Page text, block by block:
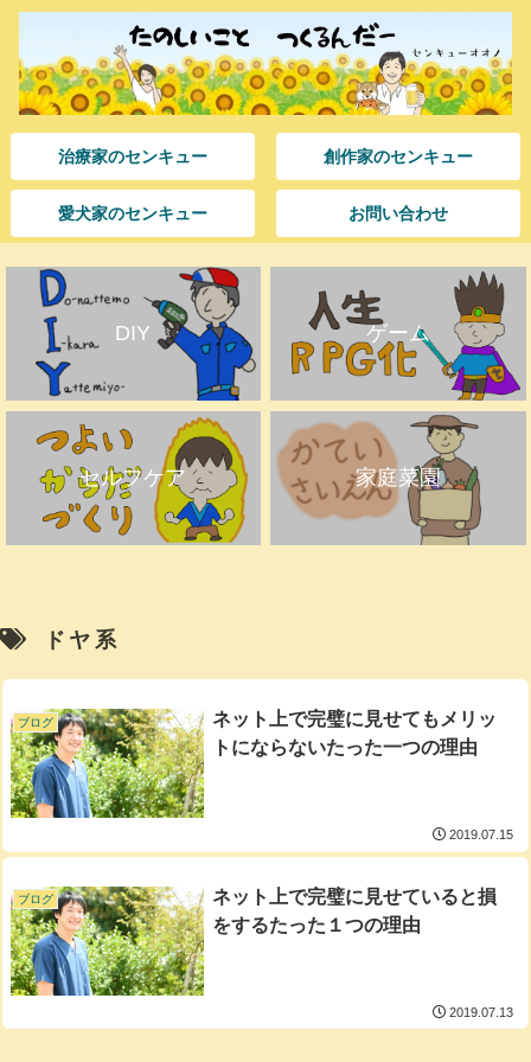
治療家のセンキュー 創作家のセンキュー
愛犬家のセンキュー お問い合わせ
DIY ゲーム
セルフケア 家庭菜園
ドヤ系
ブログ
ネット上で完璧に見せてもメリッ
トにならないたった一つの理由
2019.07.15
ブログ
ネット上で完璧に見せていると損
をするたった１つの理由
2019.07.13